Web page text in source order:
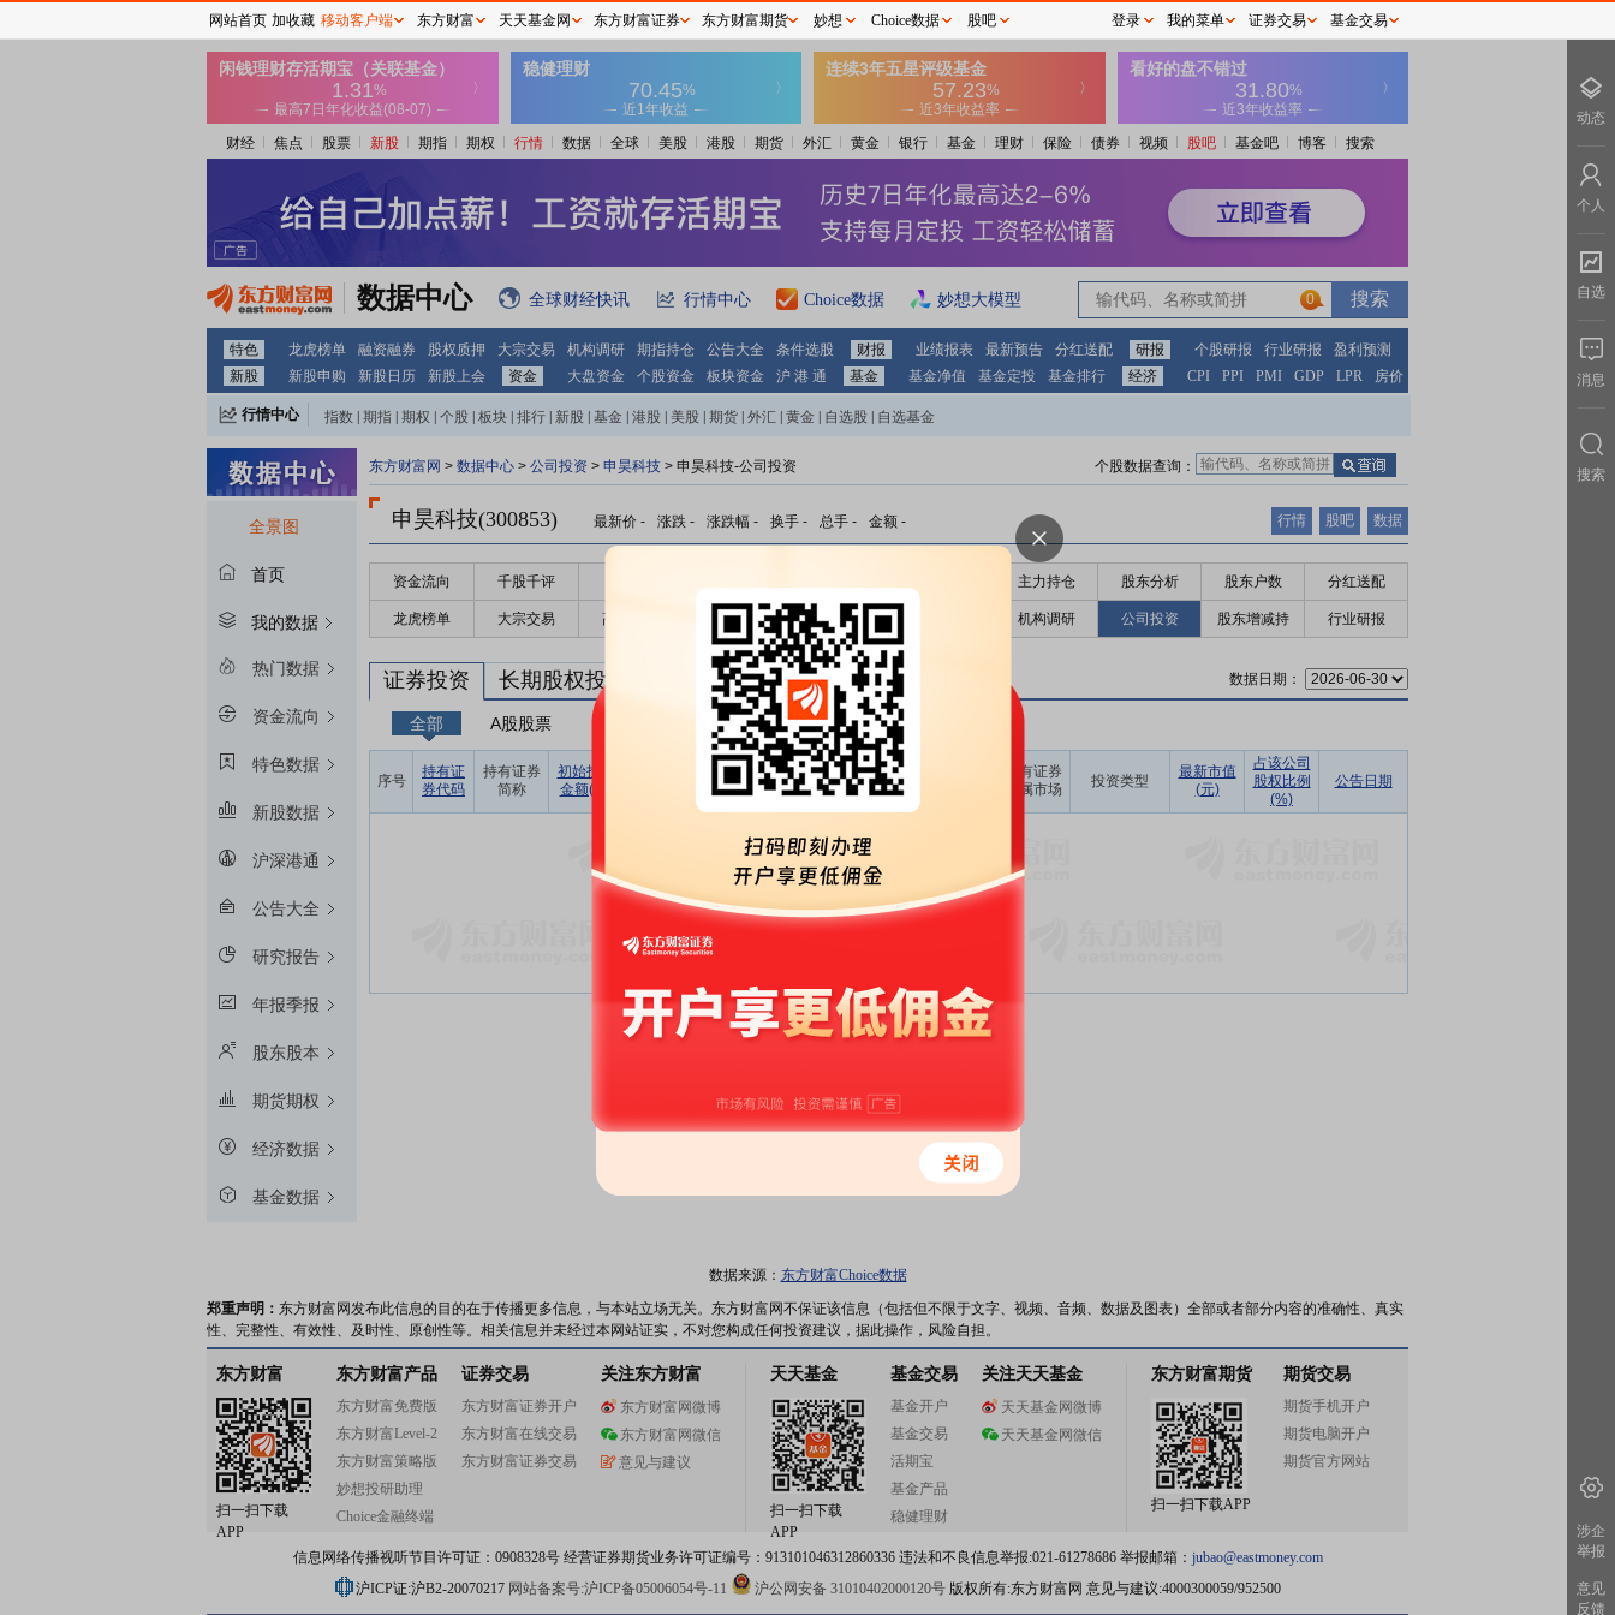
财经 焦点 股票 新股 期指 期权 行情 数据 全球 美股 港股 期货 外汇 黄金 银行 基金 理财 保险 债券 视频 股吧 基金吧 博客 搜索
数据中心 全球财经快讯 行情中心 Choice数据 妙想大模型 0
特色 龙虎榜单 融资融券 股权质押 大宗交易 机构调研 期指持仓 公告大全 条件选股 财报 业绩报表 最新预告 分红送配 研报 个股研报 行业研报
盈利预测
新股
新股申购 新股日历 新股上会 资金 大盘资金 个股资金 板块资金 沪 港 通 基金 基金净值 基金定投 基金排行 经济 CPI PPI PMI GDP LPR 房价
行情中心 指数 期指 期权 个股 板块 排行 新股 基金 港股 美股 期货 外汇 黄金 自选股 自选基金
全景图
首页
我的数据
热门数据
资金流向
特色数据
新股数据
沪深港通
公告大全
研究报告
年报季报
股东股本
期货期权
经济数据
基金数据
东方财富网 > 数据中心 > 公司投资 > 申昊科技 > 申昊科技-公司投资 个股数据查询：
申昊科技(300853) 最新价 - 涨跌 - 涨跌幅 - 换手 - 总手 - 金额 - 行情 股吧 数据
资金流向 千股千评 主力持仓 股东分析 股东户数 分红送配
龙虎榜单 大宗交易 高管持股 股东大会 个股研报 机构调研 公司投资 股东增减持 行业研报
证券投资 长期股权投资 数据日期：
全部 A股股票 其他
序号
持有证
券代码
持有证券
简称
初始投资
金额(元)
报告期
损益(元)
期末账面
价值(元)
占期末证
券投资比
例(%)
持有证券
所属市场
投资类型
最新市值
(元)
占该公司
股权比例
(%)
公告日期
暂无数据
数据来源： 东方财富Choice数据
郑重声明： 东方财富网发布此信息的目的在于传播更多信息，与本站立场无关。东方财富网不保证该信息（包括但不限于文字、视频、音频、数据及图表）全部或者部分内容的准确性、真实
性、完整性、有效性、及时性、原创性等。相关信息并未经过本网站证实，不对您构成任何投资建议，据此操作，风险自担。
东方财富
扫一扫下载
APP
东方财富产品
东方财富免费版
东方财富Level-2
东方财富策略版
妙想投研助理
Choice金融终端
证券交易
东方财富证券开户
东方财富在线交易
东方财富证券交易
关注东方财富
东方财富网微博
东方财富网微信
意见与建议
天天基金
扫一扫下载
APP
基金交易
基金开户
基金交易
活期宝
基金产品
稳健理财
关注天天基金
天天基金网微博
天天基金网微信
东方财富期货
扫一扫下载APP
期货交易
期货手机开户
期货电脑开户
期货官方网站
信息网络传播视听节目许可证：0908328号 经营证券期货业务许可证编号：913101046312860336 违法和不良信息举报:021-61278686 举报邮箱： jubao@eastmoney.com
沪ICP证:沪B2-20070217 网站备案号:沪ICP备05006054号-11 沪公网安备 31010402000120号版权所有:东方财富网 意见与建议:4000300059/952500
网站首页 加收藏 移动客户端 东方财富 天天基金网 东方财富证券 东方财富期货 妙想 Choice数据 股吧 登录 我的菜单 证券交易 基金交易
动态
个人
自选
消息
搜索
涉企
举报
意见
反馈